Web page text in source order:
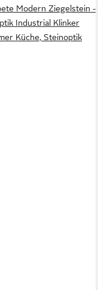
Modern Ziegelstein -
Industrial Klinker
Küche, Steinoptik